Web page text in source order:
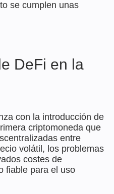
se cumplen unas
DeFi en la
con la introducción de
criptomoneda que
entre
volátil, los problemas
costes de
fiable para el uso